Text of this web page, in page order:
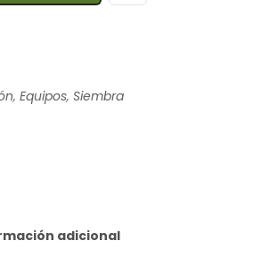
, Equipos, Siembra
adicional